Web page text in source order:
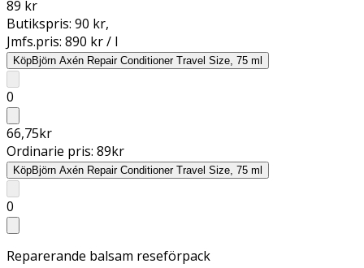
89 kr
Butikspris: 90 kr,
Jmfs.pris: 890 kr / l
KöpBjörn Axén Repair Conditioner Travel Size, 75 ml
0
66,75kr
Ordinarie pris: 89kr
KöpBjörn Axén Repair Conditioner Travel Size, 75 ml
0
Reparerande balsam reseförpack